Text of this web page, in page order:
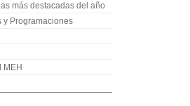
más destacadas del año
y Programaciones
MEH